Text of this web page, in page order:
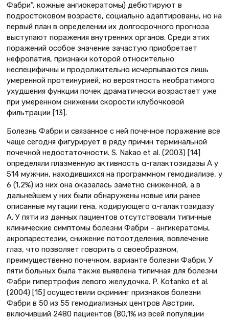
Фабри”, кожные ангиокератомы) дебютируют в
подростоковом возрасте, социально адаптированы, но на
первый план в определении их долгосрочного прогноза
выступают поражения внутренних органов. Среди этих
поражений особое значение зачастую приобретает
нефропатия, признаки которой относительно
неспецифичны и продолжительно исчерпываются лишь
умеренной протеинурией, но вероятность необратимого
ухудшения функции почек драматически возрастает уже
при умеренном снижении скорости клубочковой
фильтрации [13].
Болезнь Фабри и связанное с ней почечное поражение все
чаще сегодня фигурирует в ряду причин терминальной
почечной недостаточности. S. Nakao et al. (2003) [14]
определяли плазменную активность α-галактозидазы А у
514 мужчин, находившихся на программном гемодиализе, у
6 (1,2%) из них она оказалась заметно сниженной, а в
дальнейшем у них были обнаружены новые или ранее
описанные мутации гена, кодирующего α-галактозидазу
А. У пяти из данных пациентов отсутствовали типичные
клинические симптомы болезни Фабри – ангикератомы,
акропарестезии, снижение потоотделения, вовлечение
глаз, что позволяет говорить о своеобразном,
преимущественно почечном, варианте болезни Фабри. У
пяти больных была также выявлена типичная для болезни
Фабри гипертрофия левого желудочка. P. Kotanko et al.
(2004) [15] осуществили скрининг признаков болезни
Фабри в 50 из 55 гемодиализных центров Австрии,
включивший 2480 пациентов (80,1% из всей популяции